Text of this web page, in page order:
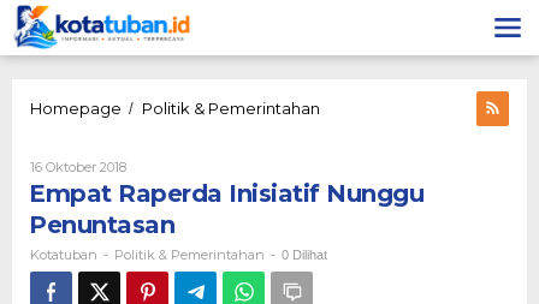
Lewati
ke
konten
Homepage / Politik & Pemerintahan
Penuntasan
16 Oktober 2018Oleh
Kotatuban
Empat Raperda Inisiatif Nunggu
Penuntasan
Kotatuban - Politik & Pemerintahan - 0 Dilihat